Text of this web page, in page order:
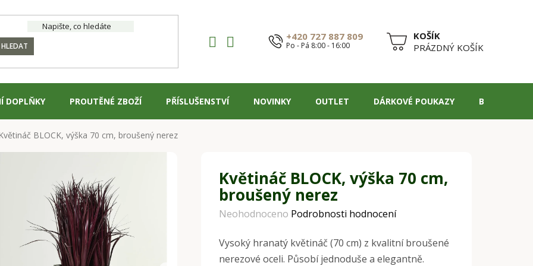
HLEDAT
+420 727 887 809
Po - Pá 8:00 - 16:00
NÁKUPNÍPRÁZDNÝ KOŠÍK
DOPLŇKY PROUTĚNÉ ZBOŽÍ PŘÍSLUŠENSTVÍ NOVINKY OUTLET DÁRKOVÉ POUKAZY BLOG
Květináč BLOCK, výška 70 cm, broušený nerez
Květináč BLOCK, výška 70 cm,
broušený nerez
Průměrné
produktu
je
Neohodnoceno Podrobnosti hodnocení
Vysoký hranatý květináč (70 cm) z kvalitní broušené
nerezové oceli. Působí jednoduše a elegantně.